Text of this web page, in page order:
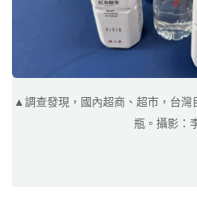
▲調查發現，國內超商、超市，台灣
瓶。攝影：